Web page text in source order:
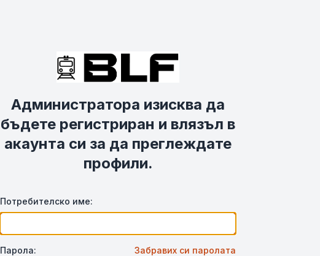
Администратора изисква да
бъдете регистриран и влязъл в
акаунта си за да преглеждате
профили.
Потребителско име:
Парола: Забравих си паролата